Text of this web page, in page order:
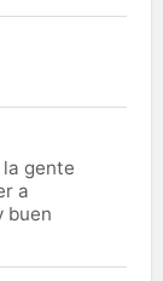
gente
a
buen